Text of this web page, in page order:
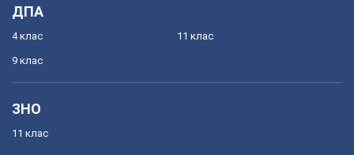
ДПА
4 клас
9 клас
11 клас
ЗНО
11 клас